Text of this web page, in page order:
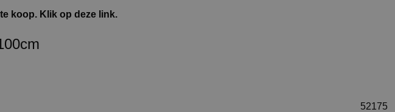
koop. Klik op deze link.
52175